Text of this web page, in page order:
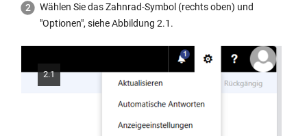
wird
in
Fenster
geöffnet:
Wählen Sie das Zahnrad-Symbol (rechts oben) und
"Optionen", siehe Abbildung 2.1.
2.1